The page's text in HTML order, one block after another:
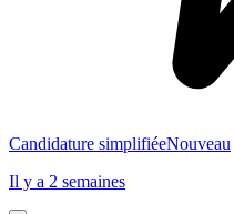
Candidature simplifiéeNouveau
Il y a 2 semaines